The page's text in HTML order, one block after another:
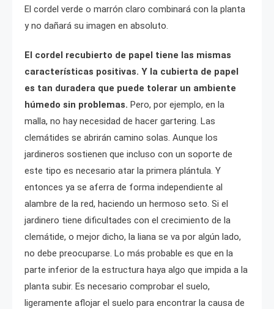
El cordel verde o marrón claro combinará con la planta
y no dañará su imagen en absoluto.
El cordel recubierto de papel tiene las mismas
características positivas. Y la cubierta de papel
es tan duradera que puede tolerar un ambiente
húmedo sin problemas. Pero, por ejemplo, en la
malla, no hay necesidad de hacer gartering. Las
clemátides se abrirán camino solas. Aunque los
jardineros sostienen que incluso con un soporte de
este tipo es necesario atar la primera plántula. Y
entonces ya se aferra de forma independiente al
alambre de la red, haciendo un hermoso seto. Si el
jardinero tiene dificultades con el crecimiento de la
clemátide, o mejor dicho, la liana se va por algún lado,
no debe preocuparse. Lo más probable es que en la
parte inferior de la estructura haya algo que impida a la
planta subir. Es necesario comprobar el suelo,
ligeramente aflojar el suelo para encontrar la causa de